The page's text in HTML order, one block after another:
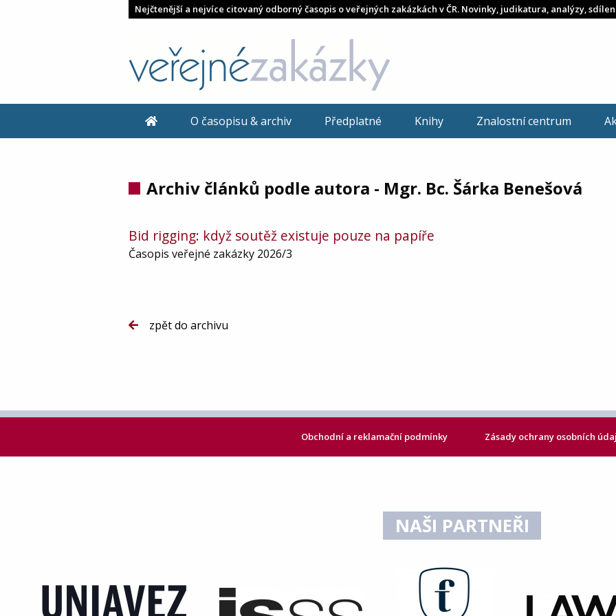
Nejčtenější a nejvíce citovaný odborný časopis o veřejných zakázkách v ČR. Novinky, judikatura, analýzy,
O časopisu & archiv Předplatné Knihy Znalostní centrum
Archiv článků podle autora - Mgr. Bc. Šárka Benešová
Bid rigging: když soutěž existuje pouze na papíře
Časopis veřejné zakázky 2026/3
zpět do archivu
Obchodní a reklamační podmínky Zásady ochrany osobních
NAŠI PARTNEŘI